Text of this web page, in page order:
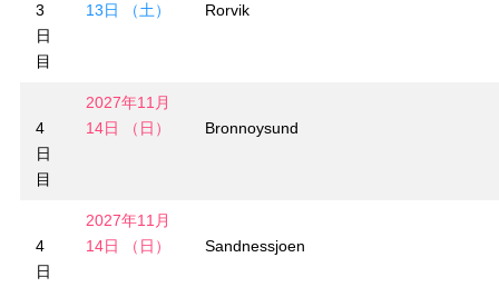
3
日
目
13日 （土）
Rorvik
4
日
目
2027年11月
14日 （日）
Bronnoysund
4
日
2027年11月
14日 （日）
Sandnessjoen